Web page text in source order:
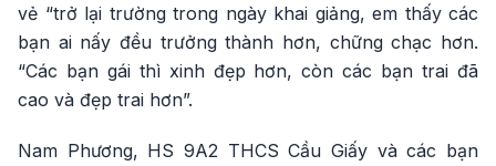
vẻ “trở lại trường trong ngày khai giảng, em thấy các
bạn ai nấy đều trưởng thành hơn, chững chạc hơn.
“Các bạn gái thì xinh đẹp hơn, còn các bạn trai đã
cao và đẹp trai hơn”.
Nam Phương, HS 9A2 THCS Cầu Giấy và các bạn